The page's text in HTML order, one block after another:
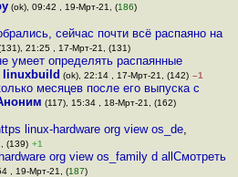
(ok), 09:42 , 19-Мрт-21, (186)
сейчас почти всё распаяно на
21:25 , 17-Мрт-21, (131)
умеет определять распаянные
linuxbuild (ok), 22:14 , 17-Мрт-21, (142) –1
месяцев после его выпуска с
(117), 15:34 , 18-Мрт-21, (162)
linux-hardware org view os_de,
(139) +1
org view os_family d allСмотреть
, 19-Мрт-21, (187)